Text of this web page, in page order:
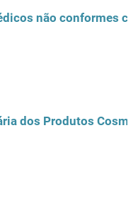
não conformes
dos Produtos